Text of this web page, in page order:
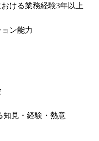
ける業務経験3年以上
ン能力
知見・経験・熱意